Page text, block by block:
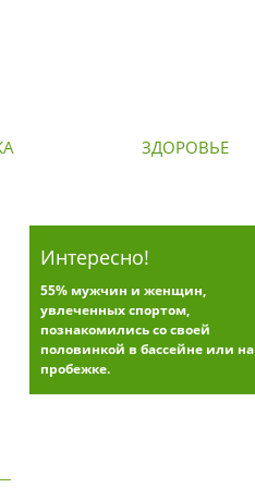
ЗДОРОВЬЕ
Интересно!
55% мужчин и женщин,
увлеченных спортом,
познакомились со своей
половинкой в бассейне или на
пробежке.